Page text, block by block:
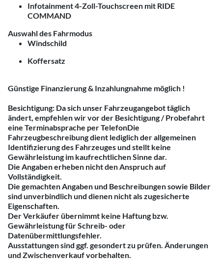
Infotainment 4-Zoll-Touchscreen mit RIDE
COMMAND
Auswahl des Fahrmodus
Windschild
Koffersatz
Günstige Finanzierung & Inzahlungnahme möglich !
Besichtigung: Da sich unser Fahrzeugangebot täglich
ändert, empfehlen wir vor der Besichtigung / Probefahrt
eine Terminabsprache per TelefonDie
Fahrzeugbeschreibung dient lediglich der allgemeinen
Identifizierung des Fahrzeuges und stellt keine
Gewährleistung im kaufrechtlichen Sinne dar.
Die Angaben erheben nicht den Anspruch auf
Vollständigkeit.
Die gemachten Angaben und Beschreibungen sowie Bilder
sind unverbindlich und dienen nicht als zugesicherte
Eigenschaften.
Der Verkäufer übernimmt keine Haftung bzw.
Gewährleistung für Schreib- oder
Datenübermittlungsfehler.
Ausstattungen sind ggf. gesondert zu prüfen. Änderungen
und Zwischenverkauf vorbehalten.